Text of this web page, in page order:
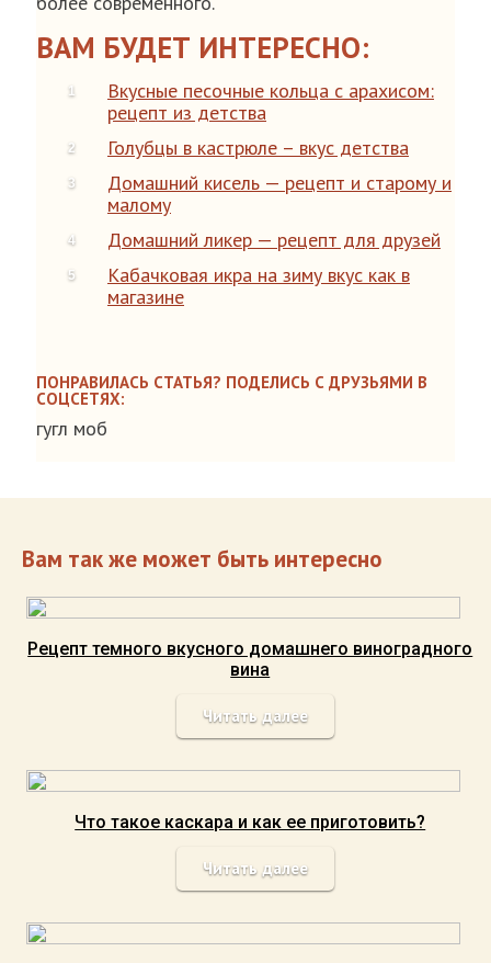
ВАМ БУДЕТ ИНТЕРЕСНО:
Вкусные песочные кольца с арахисом:
рецепт из детства
Голубцы в кастрюле – вкус детства
Домашний кисель — рецепт и старому и
малому
Домашний ликер — рецепт для друзей
Кабачковая икра на зиму вкус как в
магазине
ПОНРАВИЛАСЬ СТАТЬЯ? ПОДЕЛИСЬ С ДРУЗЬЯМИ В
СОЦСЕТЯХ:
гугл моб
Вам так же может быть интересно
Рецепт темного вкусного домашнего виноградного
вина
Читать далее
Что такое каскара и как ее приготовить?
Читать далее